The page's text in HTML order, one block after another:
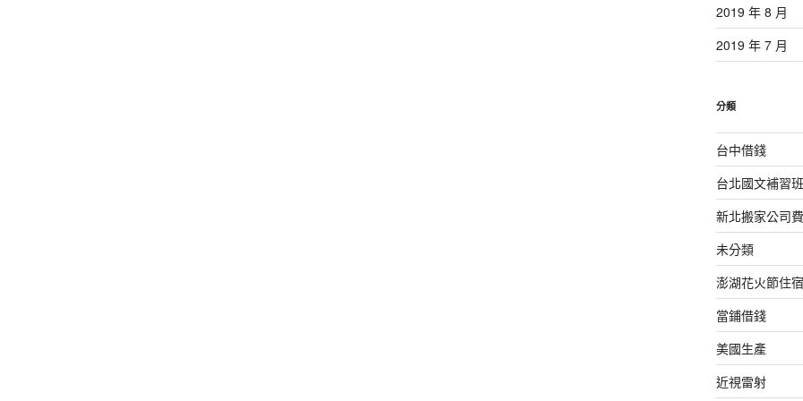
2019 年 8 月
2019 年 7 月
分類
台中借錢
台北國文補習班
新北搬家公司
未分類
澎湖花火節住
當鋪借錢
美國生產
近視雷射